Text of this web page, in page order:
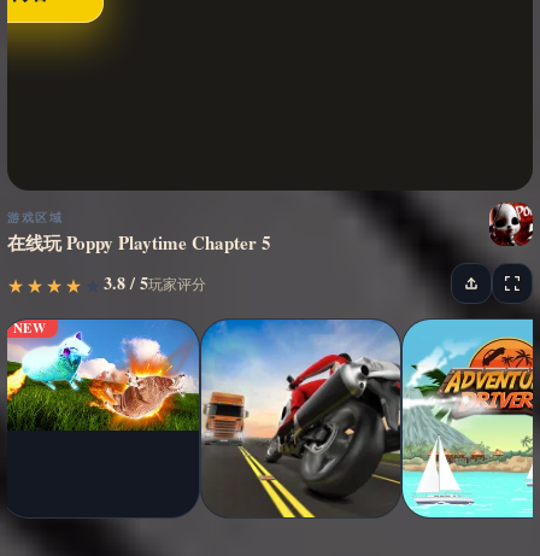
游戏区域
在线玩 Poppy Playtime Chapter 5
★
★ ★
★ ★
★ ★
★ 3.8 / 5玩家评分
NEW